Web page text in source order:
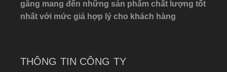
gắng mang đến những sản phẩm chất lượng tốt
nhất với mức giá hợp lý cho khách hàng
THÔNG TIN CÔNG TY